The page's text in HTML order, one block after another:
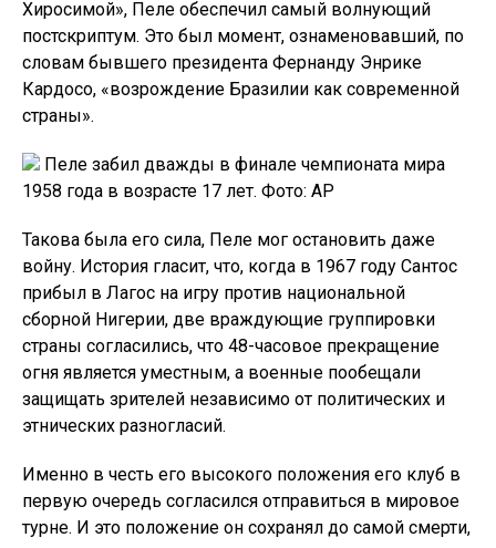
Хиросимой», Пеле обеспечил самый волнующий
постскриптум. Это был момент, ознаменовавший, по
словам бывшего президента Фернанду Энрике
Кардосо, «возрождение Бразилии как современной
страны».
Пеле забил дважды в финале чемпионата мира
1958 года в возрасте 17 лет. Фото: AP
Такова была его сила, Пеле мог остановить даже
войну. История гласит, что, когда в 1967 году Сантос
прибыл в Лагос на игру против национальной
сборной Нигерии, две враждующие группировки
страны согласились, что 48-часовое прекращение
огня является уместным, а военные пообещали
защищать зрителей независимо от политических и
этнических разногласий.
Именно в честь его высокого положения его клуб в
первую очередь согласился отправиться в мировое
турне. И это положение он сохранял до самой смерти,